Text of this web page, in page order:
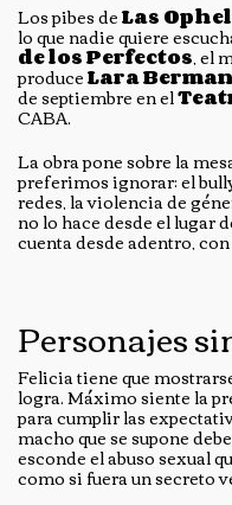
Los pibes deLas
lo que nadie quiere
de los Perfectos, el
produceLara Berman
de septiembre en el
CABA.
La obra pone sobre la
preferimos ignorar: el
redes, la violencia de
no lo hace desde el lugar
cuenta desde adentro,
Personajes
Felicia tiene que
logra. Máximo siente la
para cumplir las
macho que se supone
esconde el abuso sexual
como si fuera un secreto